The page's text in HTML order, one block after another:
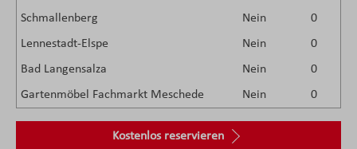
Schmallenberg
Nein
0
Lennestadt-Elspe
Nein
0
Bad Langensalza
Nein
0
Gartenmöbel Fachmarkt Meschede
Nein 0
Kostenlos reservieren